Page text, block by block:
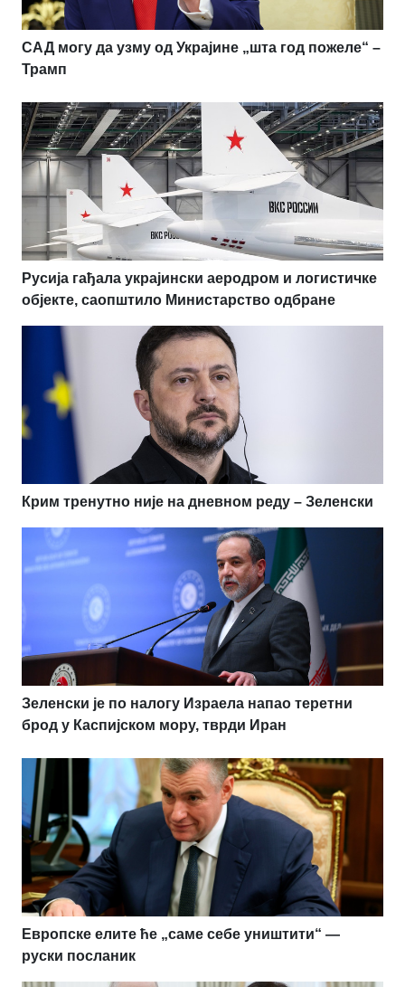
САД могу да узму од Украјине „шта год пожеле“ –
Трамп
Русија гађала украјински аеродром и логистичке
објекте, саопштило Министарство одбране
Крим тренутно није на дневном реду – Зеленски
Зеленски је по налогу Израела напао теретни
брод у Каспијском мору, тврди Иран
Европске елите ће „саме себе уништити“ —
руски посланик